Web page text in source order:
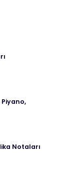
Piyano,
Notaları